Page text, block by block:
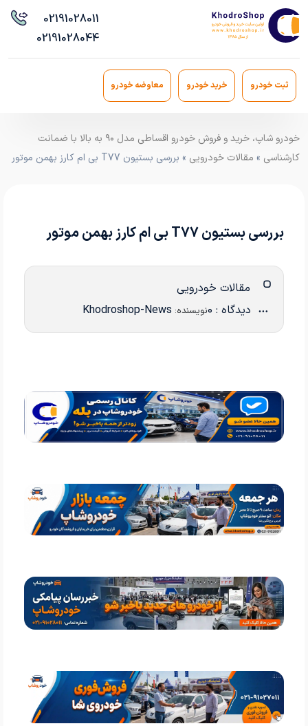
02191028011
02191028044
ثبت خودرو خرید خودرو معاوضه خودرو
خودرو شاپ، خرید و فروش خودرو اقساطی مدل ۹۰ به بالا با ضمانت
کارشناسی » مقالات خودرویی » بررسی بستیون T77 بی ام کارز بهمن موتور
بررسی بستیون T77 بی ام کارز بهمن موتور
مقالات خودرویی
دیدگاه : 0 نویسنده: Khodroshop-News